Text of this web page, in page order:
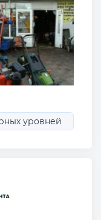
уровней